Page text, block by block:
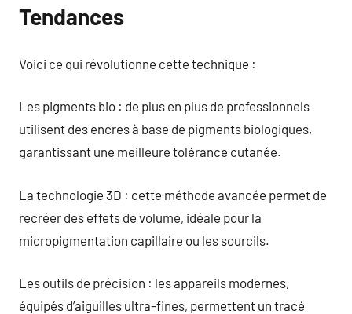
Tendances
Voici ce qui révolutionne cette technique :
Les pigments bio : de plus en plus de professionnels
utilisent des encres à base de pigments biologiques,
garantissant une meilleure tolérance cutanée.
La technologie 3D : cette méthode avancée permet de
recréer des effets de volume, idéale pour la
micropigmentation capillaire ou les sourcils.
Les outils de précision : les appareils modernes,
équipés d’aiguilles ultra-fines, permettent un tracé